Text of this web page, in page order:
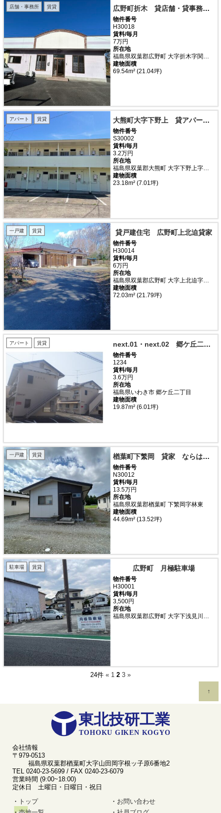
店舗・事務所 賃貸 広野町折木 貸店舗・貸事務所 ヒカリ戸建
物件番号
H30018
賃料/毎月
7万円
所在地
建物面積
69.54m² (21.04坪)
アパート 賃貸 大熊町大字下野上 貸アパート ハイツ グレイス 205号室
物件番号
S30002
賃料/毎月
3.2万円
所在地
建物面積
23.18m² (7.01坪)
一戸建 賃貸 貸戸建住宅 広野町上北迫貸家
物件番号
H30014
賃料/毎月
6万円
所在地
建物面積
72.03m² (21.79坪)
アパート 賃貸 next.01・next.02 郷ケ丘二丁目
物件番号
1234
賃料/毎月
3.6万円
所在地
福島県いわき市 郷ケ丘二丁目
建物面積
19.87m² (6.01坪)
一戸建 賃貸 楢葉町下繁岡 貸家 ならは福寿荘
物件番号
N30012
賃料/毎月
13.5万円
所在地
福島県双葉郡楢葉町 下繁岡字林東
建物面積
44.69m² (13.52坪)
駐車場 賃貸 広野町 月極駐車場
物件番号
H30001
賃料/毎月
3,500円
所在地
24件 « 1 2 3 »
会社情報
〒979-0513
福島県双葉郡楢葉町大字山田岡字根ッ子原6番地2
TEL 0240-23-5699 / FAX 0240-23-6079
営業時間 (9:00~18:00)
定休日 土曜日・日曜日・祝日
トップ
お問い合わせ
↑